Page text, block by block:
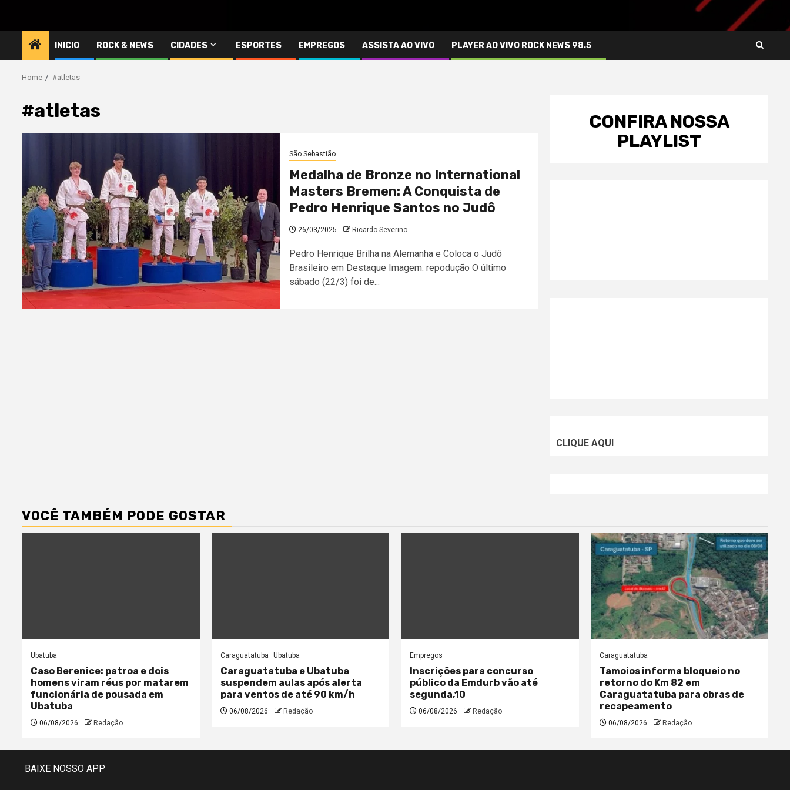
INICIO ROCK & NEWS CIDADES ESPORTES EMPREGOS ASSISTA AO VIVO PLAYER AO VIVO ROCK NEWS 98.5
Home #atletas
#atletas
São Sebastião
Medalha de Bronze no International
Masters Bremen: A Conquista de
Pedro Henrique Santos no Judô
26/03/2025 Ricardo Severino
Pedro Henrique Brilha na Alemanha e Coloca o Judô
Brasileiro em Destaque Imagem: repodução O último
sábado (22/3) foi de...
CONFIRA NOSSA
PLAYLIST
CLIQUE AQUI
VOCÊ TAMBÉM PODE GOSTAR
Ubatuba
Caso Berenice: patroa e dois
homens viram réus por matarem
funcionária de pousada em
Ubatuba
06/08/2026 Redação
Caraguatatuba Ubatuba
Caraguatatuba e Ubatuba
suspendem aulas após alerta
para ventos de até 90 km/h
06/08/2026 Redação
Empregos
Inscrições para concurso
público da Emdurb vão até
segunda,10
06/08/2026 Redação
Caraguatatuba
Tamoios informa bloqueio no
retorno do Km 82 em
Caraguatatuba para obras de
recapeamento
06/08/2026 Redação
BAIXE NOSSO APP